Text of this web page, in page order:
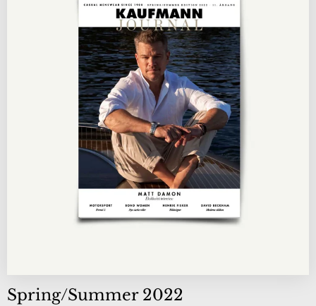
Spring/Summer 2022